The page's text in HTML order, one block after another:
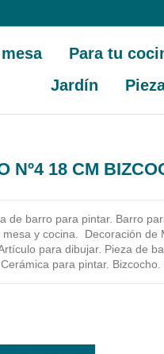
Para tu
Jardín
Nº4 18 CM
de barro para pintar. Barro
y cocina.
Decoración de
para dibujar. Pieza de
para pintar. Bizcocho.